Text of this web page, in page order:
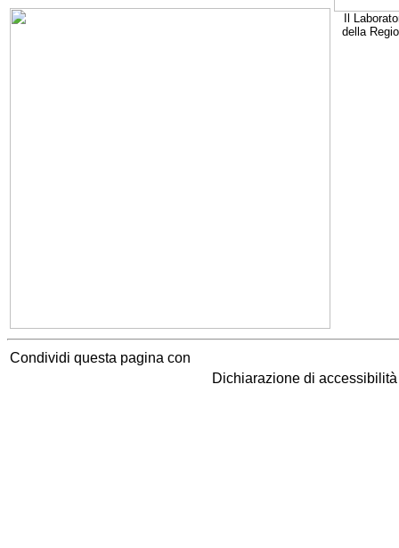
Il
della
Condividi questa pagina con
Dichiarazione di